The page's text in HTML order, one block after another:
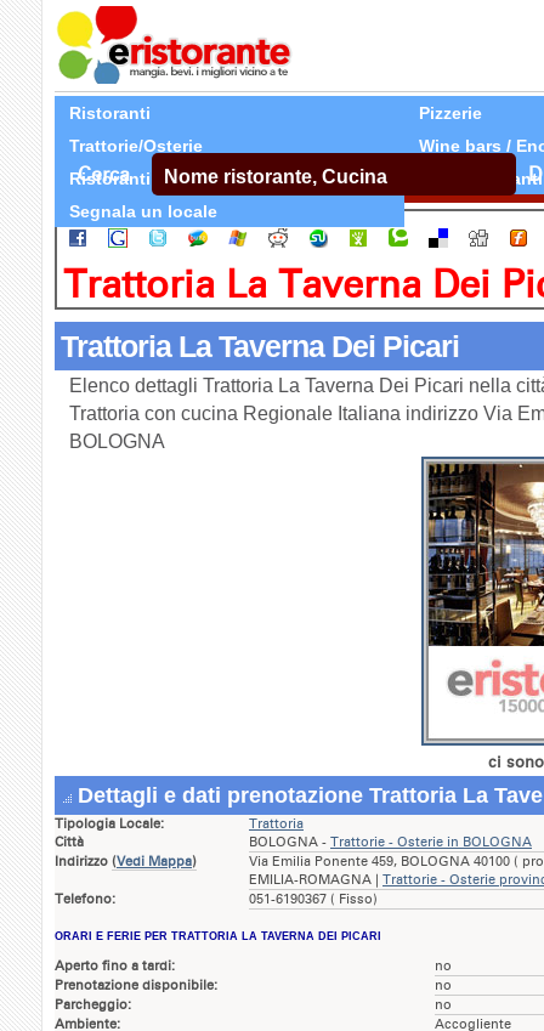
Ristoranti
Pizzerie
Trattorie/Osterie
Wine bars /
Ristoranti Etnici
Tutti Ristoranti
Segnala un locale
Cerca
Trattoria La Taverna Dei
Trattoria La Taverna Dei Picari
Elenco dettagli Trattoria La Taverna Dei Picari nella
Trattoria con cucina Regionale Italiana indirizzo Via
BOLOGNA
ci
Dettagli e dati prenotazione Trattoria La
Tipologia Locale:
Trattoria
Città
BOLOGNA - Trattorie - Osterie in BOLOGNA
Indirizzo (Vedi Mappa)
Via Emilia Ponente 459, BOLOGNA 40100 (
EMILIA-ROMAGNA | Trattorie - Osterie
Telefono:
051-6190367 ( Fisso)
ORARI E FERIE PER TRATTORIA LA TAVERNA DEI PICARI
Aperto fino a tardi:
no
Prenotazione disponibile:
no
Parcheggio:
no
Ambiente:
Accogliente